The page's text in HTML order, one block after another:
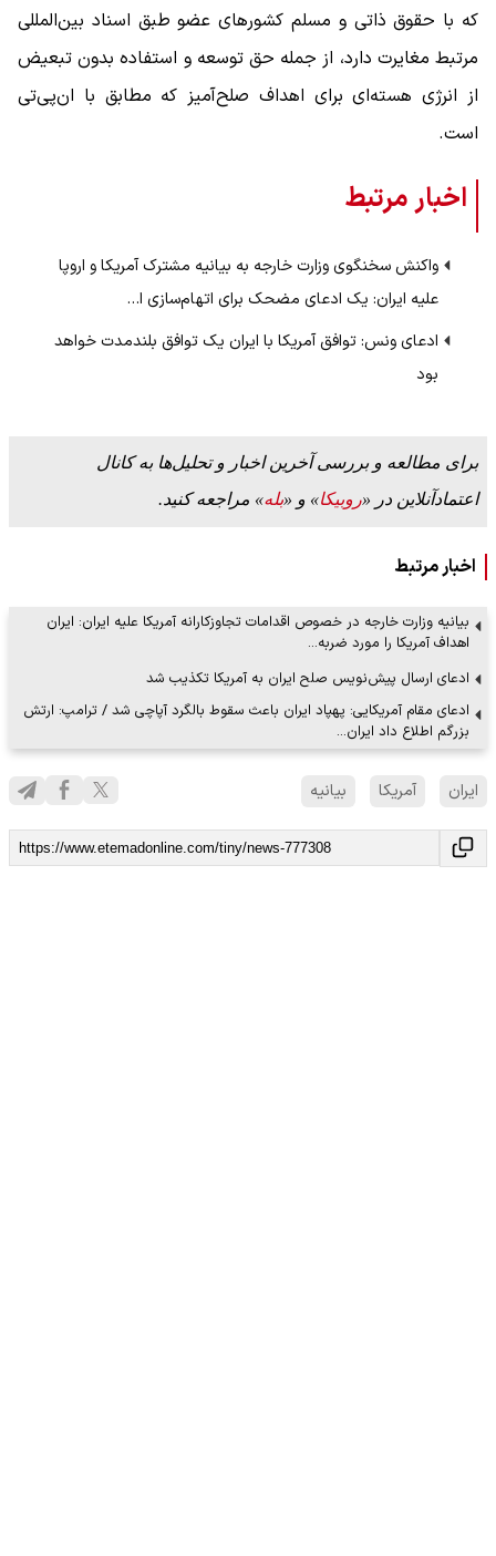
که با حقوق ذاتی و مسلم کشورهای عضو طبق اسناد بین‌المللی
مرتبط مغایرت دارد، از جمله حق توسعه و استفاده بدون تبعیض
از انرژی هسته‌ای برای اهداف صلح‌آمیز که مطابق با ان‌پی‌تی
است.
اخبار مرتبط
واکنش سخنگوی وزارت خارجه به بیانیه مشترک آمریکا و اروپا
علیه ایران: یک ادعای مضحک برای اتهام‌سازی ا…
ادعای ونس: توافق آمریکا با ایران یک توافق بلندمدت خواهد
بود
برای مطالعه و بررسی آخرین اخبار و تحلیل‌ها به کانال
اعتمادآنلاین در «روبیکا» و «بله» مراجعه کنید.
اخبار مرتبط
بیانیه وزارت خارجه در خصوص اقدامات تجاوزکارانه آمریکا علیه ایران: ایران
اهداف آمریکا را مورد ضربه…
ادعای ارسال پیش‌نویس صلح ایران به آمریکا تکذیب شد
ادعای مقام آمریکایی: پهپاد ایران باعث سقوط بالگرد آپاچی شد / ترامپ: ارتش
بزرگم اطلاع داد ایران…
ایران آمریکا بیانیه